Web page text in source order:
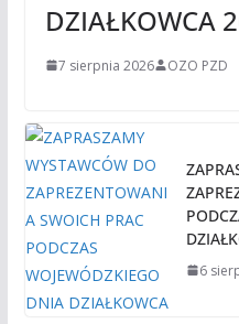
DZIAŁKOWCA
7 sierpnia 2026 OZO PZD
6